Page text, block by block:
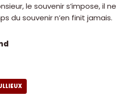
le souvenir s’impose, il ne
du souvenir n’en finit jamais.